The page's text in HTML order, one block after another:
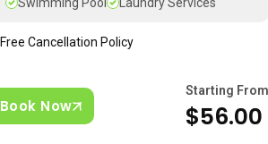
Swimming Pool
Laundry Services
Free Cancellation Policy
Book Now
Starting From
$56.00